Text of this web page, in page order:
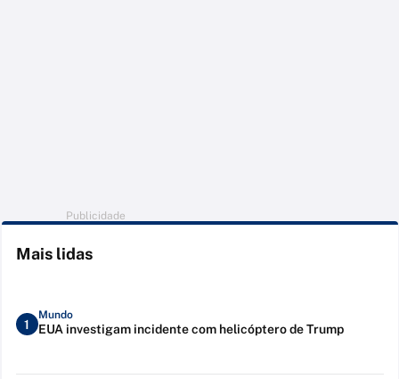
Publicidade
Mais lidas
1
Mundo
EUA investigam incidente com helicóptero de Trump